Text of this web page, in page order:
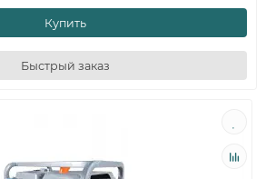
Купить
Быстрый заказ